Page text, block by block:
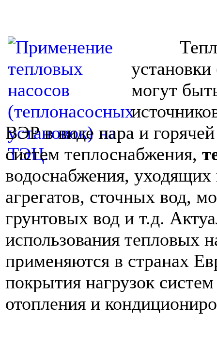
могут
ВЭР в виде пара и
систем теплоснабжения,
водоснабжения, уходящих
агрегатов, сточных вод,
грунтовых вод и т.д.
использования тепловых
применяются в странах
покрытия нагрузок
отопления и